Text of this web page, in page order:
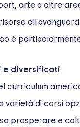
arte e altre
è
e diversificati
curriculum
varietà di corsi
prosperare e